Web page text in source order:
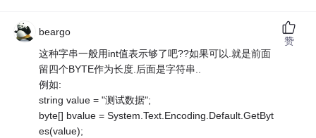
beargo
这种字串一般用int值表示够了吧??如果可以.就是前面
留四个BYTE作为长度.后面是字符串..
例如:
string value = "测试数据";
byte[] bvalue = System.Text.Encoding.Default.GetByt
es(value);
赞